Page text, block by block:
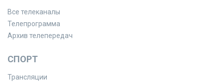
Все телеканалы
Телепрограмма
Архив телепередач
СПОРТ
Трансляции